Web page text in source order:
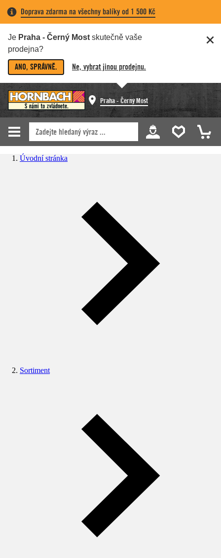
Doprava zdarma na všechny balíky od 1 500 Kč
Je Praha - Černý Most skutečně vaše
prodejna?
ANO, SPRÁVNĚ. Ne, vybrat jinou prodejnu.
Praha - Černý Most
Úvodní stránka
Sortiment